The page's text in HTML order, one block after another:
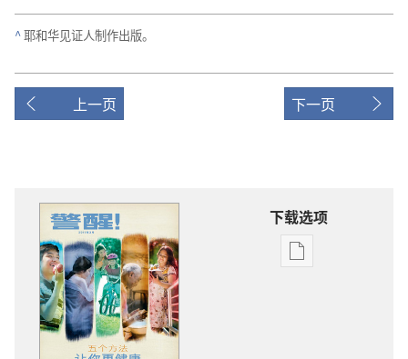
^耶和华见证人制作出版。
上一页 下一页
下载选项
电